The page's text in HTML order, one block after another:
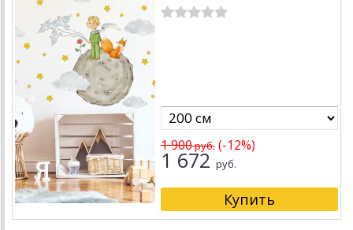
1 900руб.(-12%)
1 672 руб.